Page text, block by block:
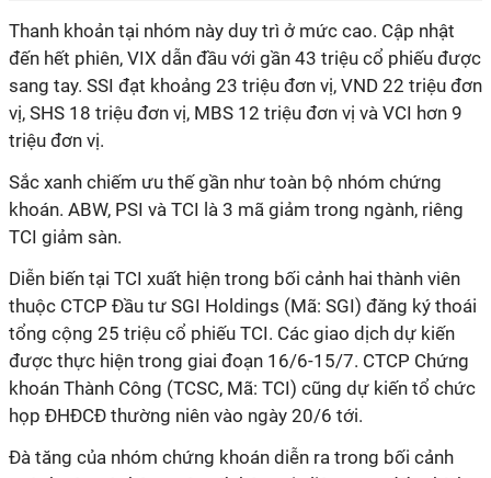
Thanh khoản tại nhóm này duy trì ở mức cao. Cập nhật
đến hết phiên, VIX dẫn đầu với gần 43 triệu cổ phiếu được
sang tay. SSI đạt khoảng 23 triệu đơn vị, VND 22 triệu đơn
vị, SHS 18 triệu đơn vị, MBS 12 triệu đơn vị và VCI hơn 9
triệu đơn vị.
Sắc xanh chiếm ưu thế gần như toàn bộ nhóm chứng
khoán. ABW, PSI và TCI là 3 mã giảm trong ngành, riêng
TCI giảm sàn.
Diễn biến tại TCI xuất hiện trong bối cảnh hai thành viên
thuộc CTCP Đầu tư SGI Holdings (Mã: SGI) đăng ký thoái
tổng cộng 25 triệu cổ phiếu TCI. Các giao dịch dự kiến
được thực hiện trong giai đoạn 16/6-15/7. CTCP Chứng
khoán Thành Công (TCSC, Mã: TCI) cũng dự kiến tổ chức
họp ĐHĐCĐ thường niên vào ngày 20/6 tới.
Đà tăng của nhóm chứng khoán diễn ra trong bối cảnh